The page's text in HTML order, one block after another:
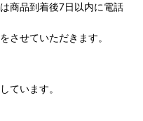
商品到着後7日以内に電話
させていただきます。
ています。